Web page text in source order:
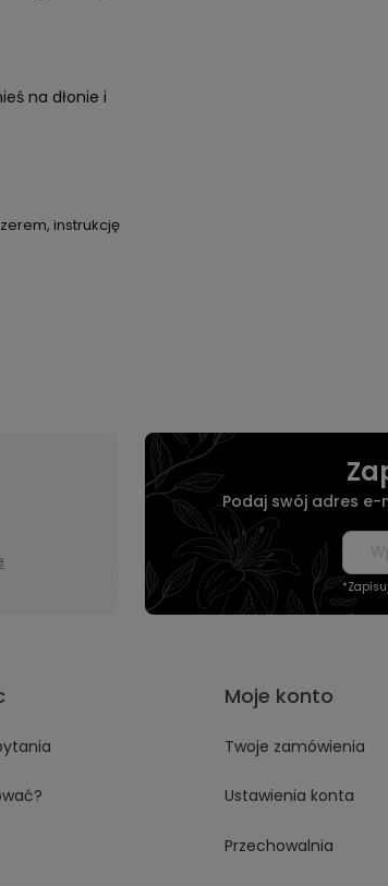
na dłonie i
instrukcję
Podaj swój adres
Moje konto
Twoje zamówienia
Ustawienia konta
Przechowalnia